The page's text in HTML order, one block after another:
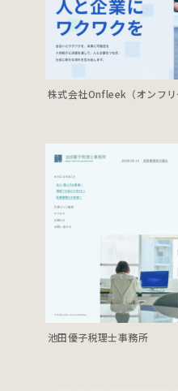
株式会社Onfleek（オンフリ
池田優子税理士事務所